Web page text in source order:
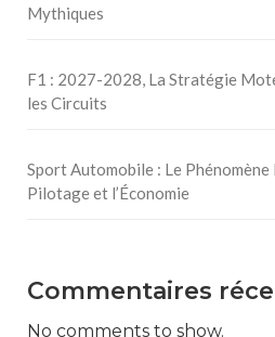
Mythiques
F1 : 2027-2028, La Stratégie
les Circuits
Sport Automobile : Le
Pilotage et l’Économie
Commentaires
No comments to show.